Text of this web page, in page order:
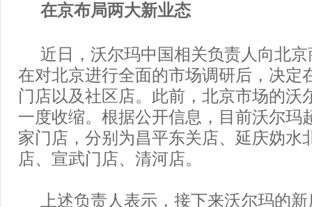
在京布局两大新业态
近日，沃尔玛中国相关负责人向北
在对北京进行全面的市场调研后，决定
门店以及社区店。此前，北京市场的沃
一度收缩。根据公开信息，目前沃尔玛
家门店，分别为昌平东关店、延庆妫水
店、宣武门店、清河店。
上述负责人表示，接下来沃尔玛的